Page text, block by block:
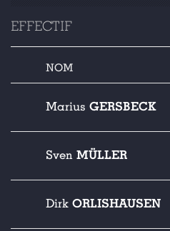
EFFECTIF
NOM
Marius GERSBECK
Sven MÜLLER
Dirk ORLISHAUSEN